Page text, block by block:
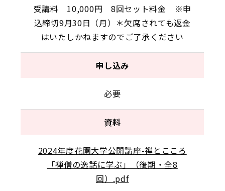
受講料 10,000円 8回セット料金 ※申
込締切9月30日（月）＊欠席されても返金
はいたしかねますのでご了承ください
申し込み
必要
資料
2024年度花園大学公開講座-禅とこころ
「禅僧の逸話に学ぶ」（後期・全8
回）.pdf